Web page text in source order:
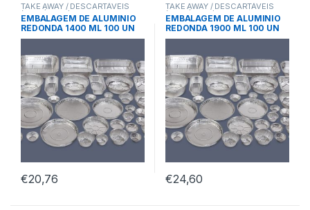
TAKE AWAY / DESCARTÁVEIS
(USO ÚNICO)
EMBALAGEM DE ALUMINIO
REDONDA 1400 ML 100 UN
C/ TAMPA
€20,76
TAKE AWAY / DESCARTÁVEIS
(USO ÚNICO)
EMBALAGEM DE ALUMINIO
REDONDA 1900 ML 100 UN
C/TAMPA
€24,60